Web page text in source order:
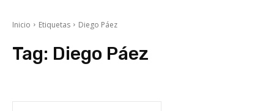
Inicio Etiquetas Diego Páez
Tag: Diego Páez